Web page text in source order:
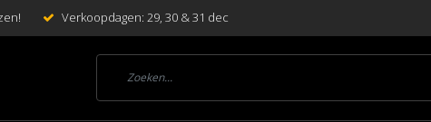
Verkoopdagen: 29, 30 & 31 dec